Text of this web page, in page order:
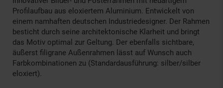
Profilaufbau aus eloxiertem Aluminium. Entwickelt von
einem namhaften deutschen Industriedesigner. Der Rahmen
besticht durch seine architektonische Klarheit und bringt
das Motiv optimal zur Geltung. Der ebenfalls sichtbare,
äußerst filigrane Außenrahmen lässt auf Wunsch auch
Farbkombinationen zu (Standardausführung: silber/silber
eloxiert).